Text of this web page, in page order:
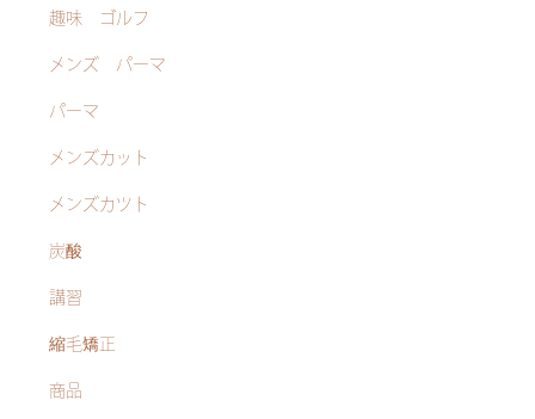
趣味 ゴルフ
メンズ パーマ
パーマ
メンズカット
メンズカツト
炭酸
講習
縮毛矯正
商品